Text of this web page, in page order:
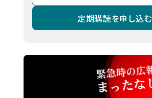
定期購読を申し込む